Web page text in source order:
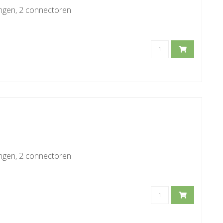
2 connectoren
2 connectoren